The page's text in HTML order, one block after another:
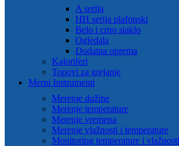
A serija
HH serija plafonski
Belo i crno staklo
Ogledala
Dodatna oprema
Kaloriferi
Topovi za grejanje
Merni Instrumenti
Merenje dužine
Merenje temperature
Merenje vremena
Merenje vlažnosti i temperature
Monitoring temperature i vlažnosti